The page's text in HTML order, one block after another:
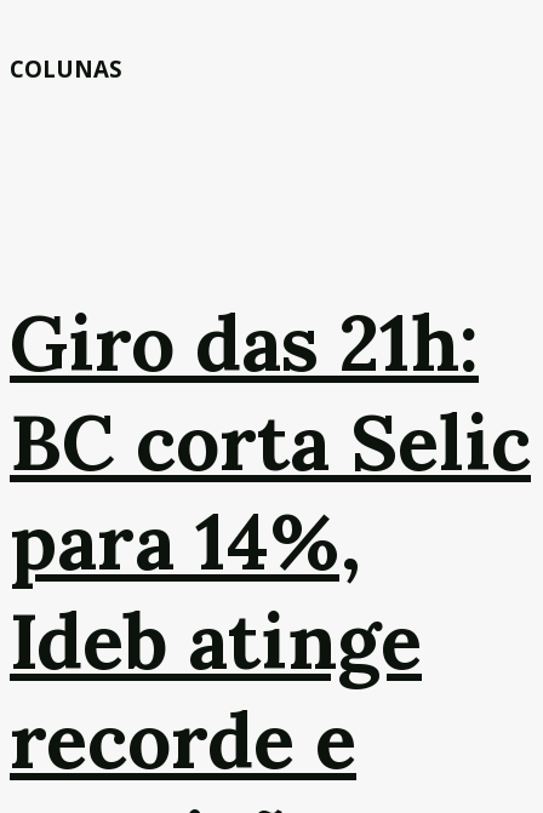
COLUNAS
Giro das 21h:
BC corta Selic
para 14%,
Ideb atinge
recorde e